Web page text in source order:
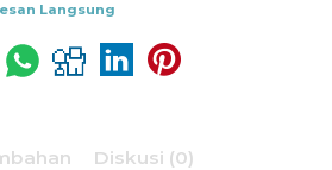
Langsung
Diskusi (0)